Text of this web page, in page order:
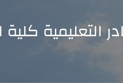
التعليمية